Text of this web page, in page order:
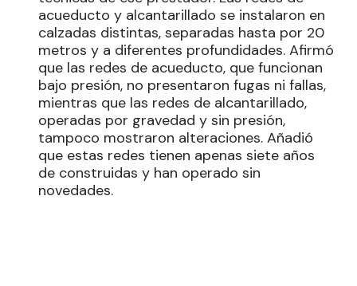
acueducto y alcantarillado se instalaron en
calzadas distintas, separadas hasta por 20
metros y a diferentes profundidades. Afirmó
que las redes de acueducto, que funcionan
bajo presión, no presentaron fugas ni fallas,
mientras que las redes de alcantarillado,
operadas por gravedad y sin presión,
tampoco mostraron alteraciones. Añadió
que estas redes tienen apenas siete años
de construidas y han operado sin
novedades.